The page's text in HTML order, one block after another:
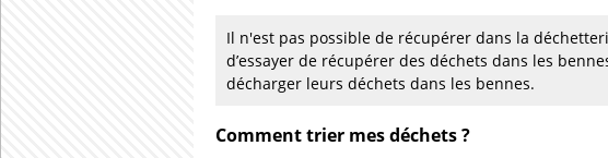
Il n'est pas possible de récupérer dans la
d’essayer de récupérer des déchets dans les
décharger leurs déchets dans les bennes.
Comment trier mes déchets ?